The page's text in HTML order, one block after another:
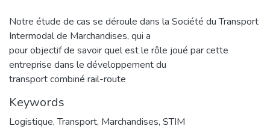
Notre étude de cas se déroule dans la Société du Transport
Intermodal de Marchandises, qui a
pour objectif de savoir quel est le rôle joué par cette
entreprise dans le développement du
transport combiné rail-route
Keywords
Logistique,Transport, Marchandises, STIM